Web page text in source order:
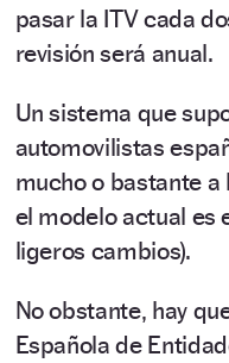
pasar la ITV cada
revisión será anual.
Un sistema que
automovilistas
mucho o bastante a
el modelo actual es
ligeros cambios).
No obstante, hay
Española de